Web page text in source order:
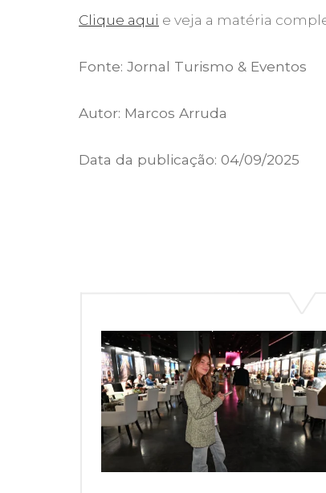
Clique aqui e veja a matéria
Fonte: Jornal Turismo & Eventos
Autor: Marcos Arruda
Data da publicação: 04/09/2025